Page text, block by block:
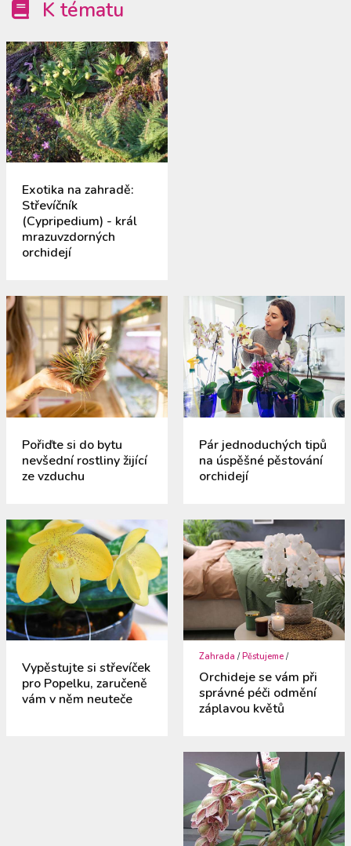
K tématu
Exotika na zahradě:
Střevíčník
(Cypripedium) - král
mrazuvzdorných
orchidejí
Pořiďte si do bytu
nevšední rostliny žijící
ze vzduchu
Pár jednoduchých tipů
na úspěšné pěstování
orchidejí
Vypěstujte si střevíček
pro Popelku, zaručeně
vám v něm neuteče
Zahrada / Pěstujeme /
Orchideje se vám při
správné péči odmění
záplavou květů